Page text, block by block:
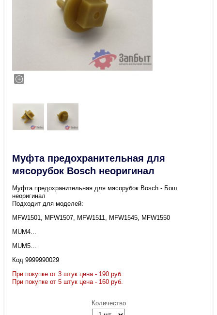
Муфта предохранительная для
мясорубок Bosch неоригинал
Муфта предохранительная для мясорубок Bosch - Бош
неоригинал
Подходит для моделей:
MFW1501, MFW1507, MFW1511, MFW1545, MFW1550
MUM4...
MUM5...
Код 9999990029
При покупке от 3 штук цена - 190 руб.
При покупке от 5 штук цена - 160 руб.
Количество